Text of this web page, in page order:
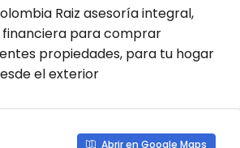
Raiz asesoría integral,
para comprar
propiedades, para tu hogar
el exterior
Abrir en Google Maps